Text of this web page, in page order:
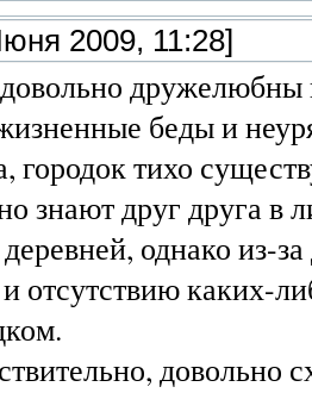
2009, 11:28]
дружелюбны
беды и
городок тихо
знают друг друга в
однако из-
отсутствию каких-
довольно